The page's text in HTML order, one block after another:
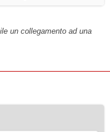
un collegamento ad una